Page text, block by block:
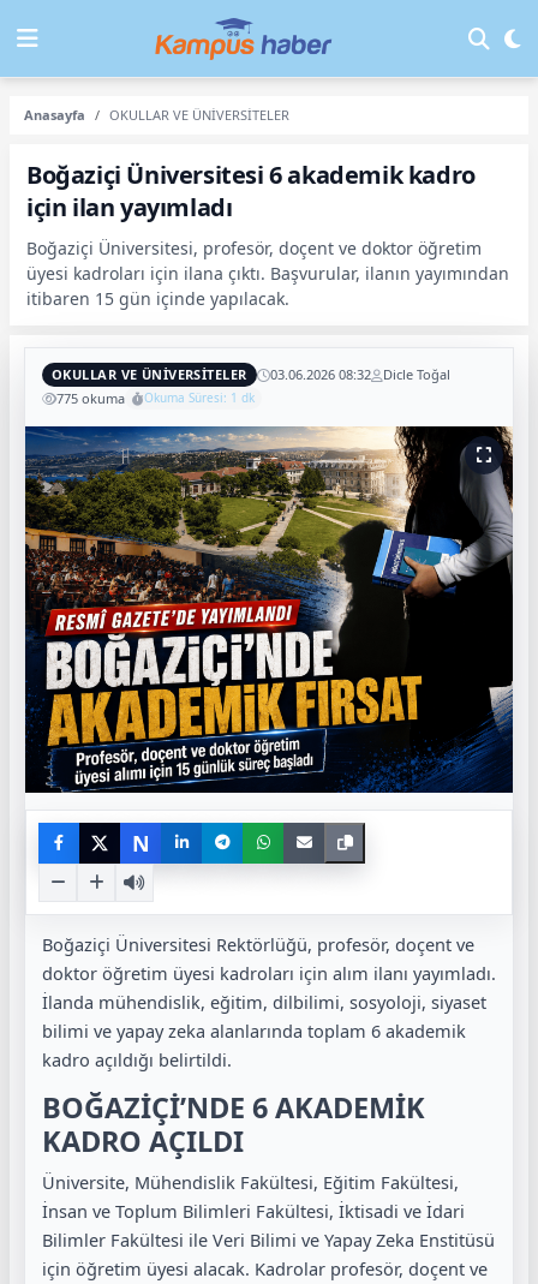
Anasayfa OKULLAR VE ÜNİVERSİTELER
Boğaziçi Üniversitesi 6 akademik kadro
için ilan yayımladı
Boğaziçi Üniversitesi, profesör, doçent ve doktor öğretim
üyesi kadroları için ilana çıktı. Başvurular, ilanın yayımından
itibaren 15 gün içinde yapılacak.
OKULLAR VE ÜNİVERSİTELER 03.06.2026 08:32
Dicle Toğal
775 okuma
Okuma Süresi: 1 dk
N
Boğaziçi Üniversitesi Rektörlüğü, profesör, doçent ve
doktor öğretim üyesi kadroları için alım ilanı yayımladı.
İlanda mühendislik, eğitim, dilbilimi, sosyoloji, siyaset
bilimi ve yapay zeka alanlarında toplam 6 akademik
kadro açıldığı belirtildi.
BOĞAZİÇİ’NDE 6 AKADEMİK
KADRO AÇILDI
Üniversite, Mühendislik Fakültesi, Eğitim Fakültesi,
İnsan ve Toplum Bilimleri Fakültesi, İktisadi ve İdari
Bilimler Fakültesi ile Veri Bilimi ve Yapay Zeka Enstitüsü
için öğretim üyesi alacak. Kadrolar profesör, doçent ve